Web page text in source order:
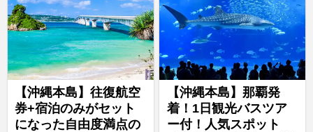
【沖縄本島】往復航空
券+宿泊のみがセット
になった自由度満点の
【沖縄本島】那覇発
着！1日観光バスツア
ー付！人気スポット